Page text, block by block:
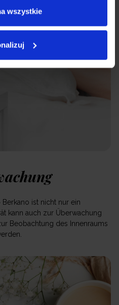
wszystkie
ist nicht nur ein
kann auch zur Überwachung
Beobachtung des Innenraums